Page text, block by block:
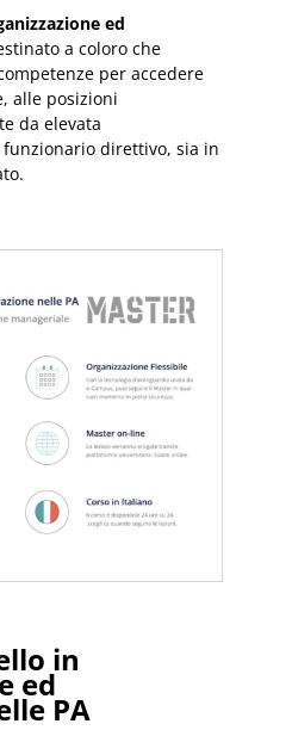
ed
a coloro che
per accedere
alle posizioni
da elevata
direttivo, sia in
in
ed
PA